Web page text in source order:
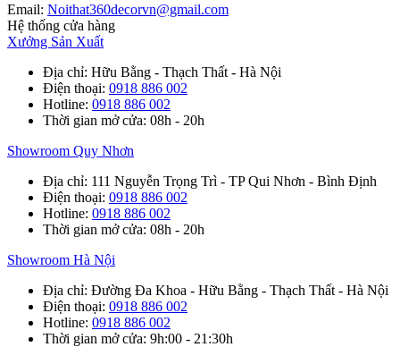
Email: Noithat360decorvn@gmail.com
Hệ thống cửa hàng
Xưởng Sản Xuất
Địa chỉ: Hữu Bằng - Thạch Thất - Hà Nội
Điện thoại: 0918 886 002
Hotline: 0918 886 002
Thời gian mở cửa: 08h - 20h
Showroom Quy Nhơn
Địa chỉ: 111 Nguyễn Trọng Trì - TP Qui Nhơn - Bình Định
Điện thoại: 0918 886 002
Hotline: 0918 886 002
Thời gian mở cửa: 08h - 20h
Showroom Hà Nội
Địa chỉ: Đường Đa Khoa - Hữu Bằng - Thạch Thất - Hà Nội
Điện thoại: 0918 886 002
Hotline: 0918 886 002
Thời gian mở cửa: 9h:00 - 21:30h